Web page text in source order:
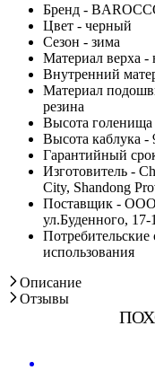
Бренд -
Цвет - черный
Сезон - зима
Материал верха -
Внутренний
Материал
резина
Высота голенища
Высота каблука -
Гарантийный
Изготовитель -
City, Shandong
Поставщик - ООО
ул.Буденного, 17-1
Потребительские
использования
Описание
Отзывы